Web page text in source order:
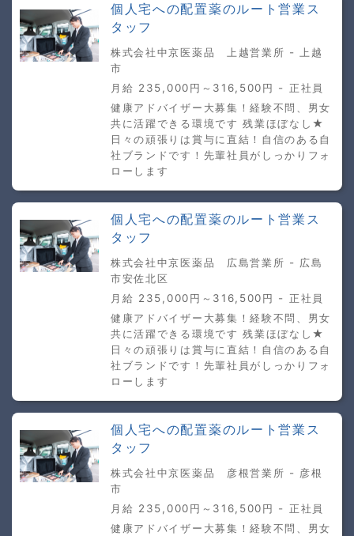
個人宅への配置薬のルート営業ス
タッフ
株式会社中京医薬品 上越営業所 - 上越
市
月給 235,000円～316,500円 - 正社員
健康アドバイザー大募集！経験不問、男女
共に活躍できる環境です 残業ほぼなし★
日々の頑張りは賞与に直結！自信のある自
社ブランドです！先輩社員がしっかりフォ
ローします
個人宅への配置薬のルート営業ス
タッフ
株式会社中京医薬品 広島営業所 - 広島
市安佐北区
月給 235,000円～316,500円 - 正社員
健康アドバイザー大募集！経験不問、男女
共に活躍できる環境です 残業ほぼなし★
日々の頑張りは賞与に直結！自信のある自
社ブランドです！先輩社員がしっかりフォ
ローします
個人宅への配置薬のルート営業ス
タッフ
株式会社中京医薬品 彦根営業所 - 彦根
市
月給 235,000円～316,500円 - 正社員
健康アドバイザー大募集！経験不問、男女